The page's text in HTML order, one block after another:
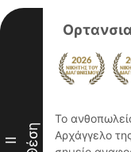
II Θέση
Ορτανσια
Το
Αρχάγγελο